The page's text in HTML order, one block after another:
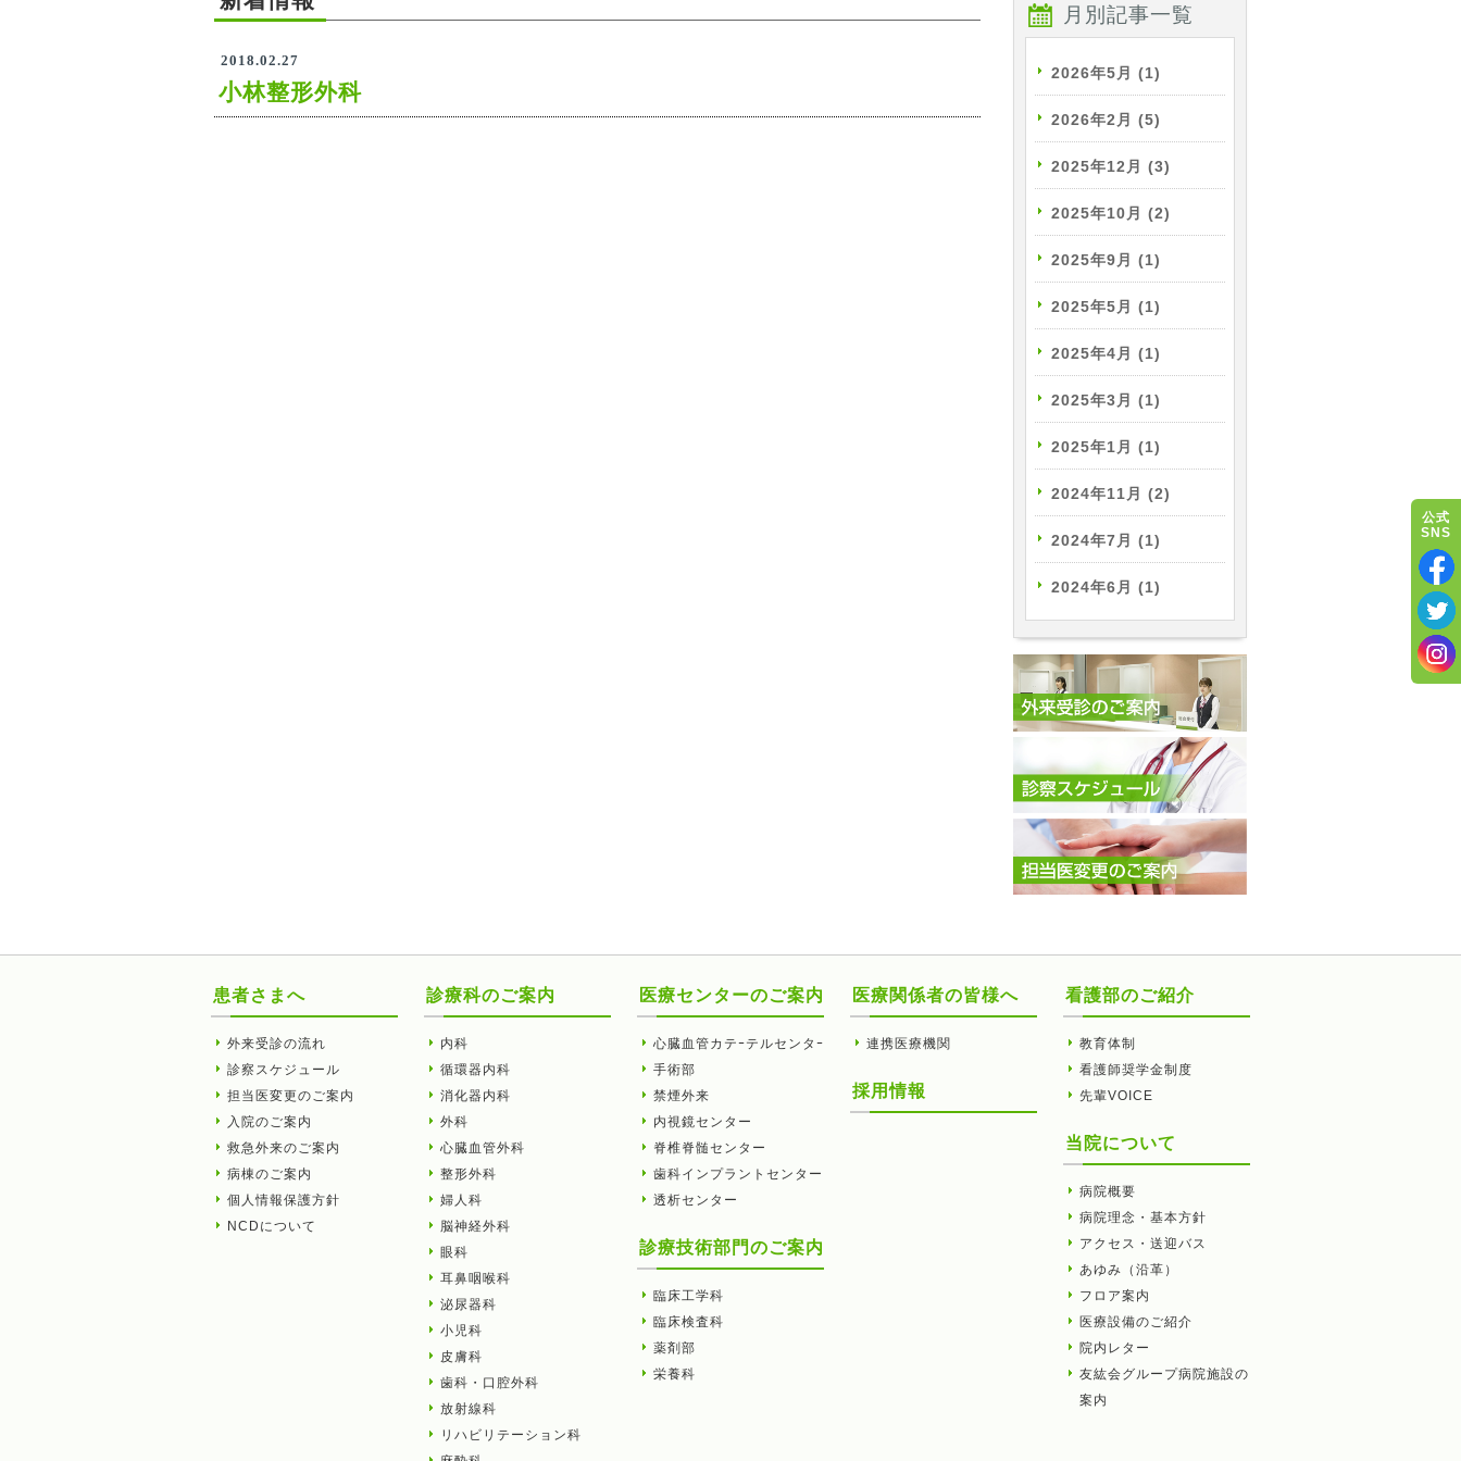
2018.02.27
小林整形外科
月別記事一覧
2026年5月 (1)
2026年2月 (5)
2025年12月 (3)
2025年10月 (2)
2025年9月 (1)
2025年5月 (1)
2025年4月 (1)
2025年3月 (1)
2025年1月 (1)
2024年11月 (2)
2024年7月 (1)
2024年6月 (1)
患者さまへ
外来受診の流れ
診察スケジュール
担当医変更のご案内
入院のご案内
救急外来のご案内
病棟のご案内
個人情報保護方針
NCDについて
診療科のご案内
内科
循環器内科
消化器内科
外科
心臓血管外科
整形外科
婦人科
脳神経外科
眼科
耳鼻咽喉科
泌尿器科
小児科
皮膚科
歯科・口腔外科
放射線科
リハビリテーション科
医療センターのご案内
心臓血管カテｰテルセンタｰ
手術部
禁煙外来
内視鏡センター
脊椎脊髄センター
歯科インプラントセンター
透析センター
診療技術部門のご案内
臨床工学科
臨床検査科
薬剤部
栄養科
医療関係者の皆様へ
連携医療機関
採用情報
看護部のご紹介
教育体制
看護師奨学金制度
先輩VOICE
当院について
病院概要
病院理念・基本方針
アクセス・送迎バス
あゆみ（沿革）
フロア案内
医療設備のご紹介
院内レター
友紘会グループ病院施設の
案内
公式
SNS